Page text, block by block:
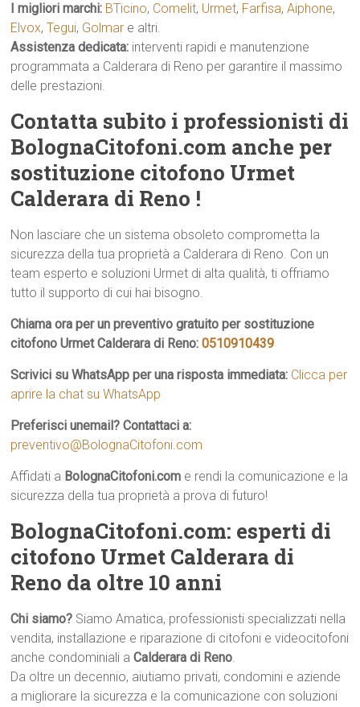
I migliori marchi: BTicino, Comelit, Urmet, Farfisa,Aiphone,
Elvox,Tegui, Golmar e altri.
Assistenza dedicata: interventi rapidi e manutenzione
programmata a Calderara di Reno per garantire il massimo
delle prestazioni.
Contatta subito i professionisti di
BolognaCitofoni.com anche per
sostituzione citofono Urmet
Calderara di Reno !
Non lasciare che un sistema obsoleto comprometta la
sicurezza della tua proprietà a Calderara di Reno. Con un
team esperto e soluzioni Urmet di alta qualità, ti offriamo
tutto il supporto di cui hai bisogno.
Chiama ora per un preventivo gratuito per sostituzione
citofono Urmet Calderara di Reno:0510910439
Scrivici su WhatsApp per una risposta immediata: Clicca per
aprire la chat su WhatsApp
Preferisci unemail? Contattaci a:
preventivo@BolognaCitofoni.com
Affidati a BolognaCitofoni.com e rendi la comunicazione e la
sicurezza della tua proprietà a prova di futuro!
BolognaCitofoni.com: esperti di
citofono Urmet Calderara di
Reno da oltre 10 anni
Chi siamo? Siamo Amatica, professionisti specializzati nella
vendita, installazione e riparazione di citofoni e videocitofoni
anche condominiali aCalderara di Reno.
Da oltre un decennio, aiutiamo privati, condomini e aziende
a migliorare la sicurezza e la comunicazione con soluzioni